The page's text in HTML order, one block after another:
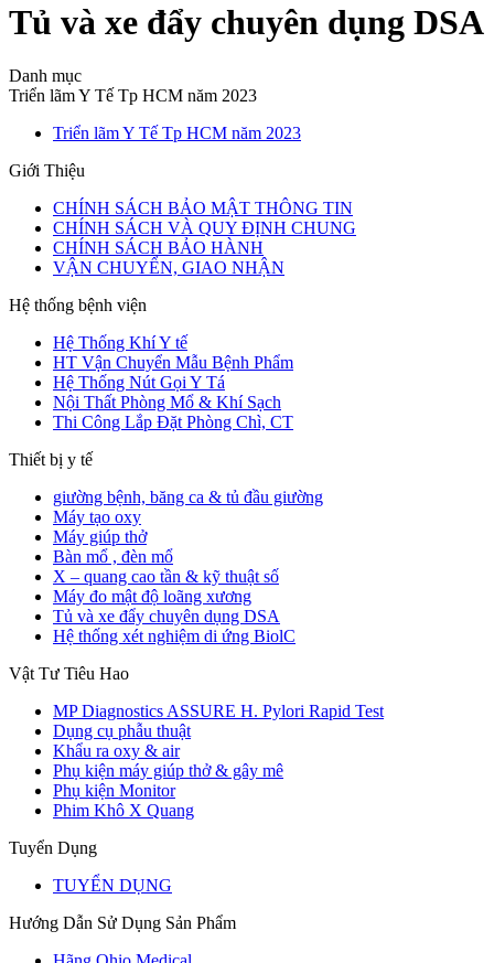
Tủ và xe đẩy chuyên dụng DSA
Danh mục
Triển lãm Y Tế Tp HCM năm 2023
Triển lãm Y Tế Tp HCM năm 2023
Giới Thiệu
CHÍNH SÁCH BẢO MẬT THÔNG TIN
CHÍNH SÁCH VÀ QUY ĐỊNH CHUNG
CHÍNH SÁCH BẢO HÀNH
VẬN CHUYỂN, GIAO NHẬN
Hệ thống bệnh viện
Hệ Thống Khí Y tế
HT Vận Chuyển Mẫu Bệnh Phẩm
Hệ Thống Nút Gọi Y Tá
Nội Thất Phòng Mổ & Khí Sạch
Thi Công Lắp Đặt Phòng Chì, CT
Thiết bị y tế
giường bệnh, băng ca & tủ đầu giường
Máy tạo oxy
Máy giúp thở
Bàn mổ , đèn mổ
X – quang cao tần & kỹ thuật số
Máy đo mật độ loãng xương
Tủ và xe đẩy chuyên dụng DSA
Hệ thống xét nghiệm di ứng BiolC
Vật Tư Tiêu Hao
MP Diagnostics ASSURE H. Pylori Rapid Test
Dụng cụ phẫu thuật
Khẩu ra oxy & air
Phụ kiện máy giúp thở & gây mê
Phụ kiện Monitor
Phim Khô X Quang
Tuyển Dụng
TUYỂN DỤNG
Hướng Dẫn Sử Dụng Sản Phẩm